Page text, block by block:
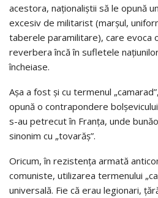
acestora, naţionaliştii să le opună
excesiv de militarist (marşul,
taberele paramilitare), care evoca
reverbera încă în sufletele
încheiase.
Aşa a fost şi cu termenul
opună o contrapondere
s-au petrecut în Franţa, unde
sinonim cu „tovarăş”.
Oricum, în rezistenţa armată
comuniste, utilizarea termenului
universală. Fie că erau legionari,